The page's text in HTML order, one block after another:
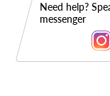
Need help?
messenger